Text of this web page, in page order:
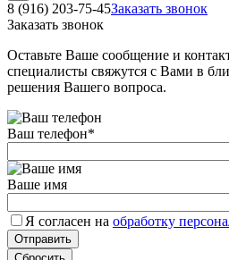
8 (916) 203-75-45Заказать звонок
Заказать звонок
Оставьте Ваше сообщение и
специалисты свяжутся с Вами в
решения Вашего вопроса.
Ваш телефон*
Ваше имя
Я согласен на обработку